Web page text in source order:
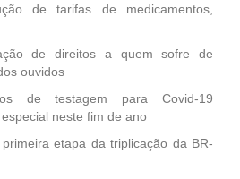
de tarifas de medicamentos,
de direitos a quem sofre de
ouvidos
de testagem para Covid-19
neste fim de ano
etapa da triplicação da BR-